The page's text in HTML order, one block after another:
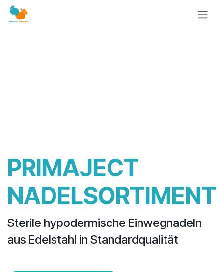
Zum Inhalt springen
PRIMAJECT
NADELSORTIMENT
Sterile hypodermische Einwegnadeln
aus Edelstahl in Standardqualität